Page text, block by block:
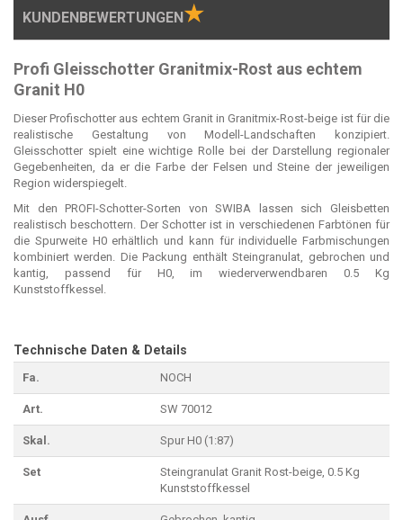
KUNDENBEWERTUNGEN★
Profi Gleisschotter Granitmix-Rost aus echtem
Granit H0
Dieser Profischotter aus echtem Granit in Granitmix-Rost-beige ist für die
realistische Gestaltung von Modell-Landschaften konzipiert.
Gleisschotter spielt eine wichtige Rolle bei der Darstellung regionaler
Gegebenheiten, da er die Farbe der Felsen und Steine der jeweiligen
Region widerspiegelt.
Mit den PROFI-Schotter-Sorten von SWIBA lassen sich Gleisbetten
realistisch beschottern. Der Schotter ist in verschiedenen Farbtönen für
die Spurweite H0 erhältlich und kann für individuelle Farbmischungen
kombiniert werden. Die Packung enthält Steingranulat, gebrochen und
kantig, passend für H0, im wiederverwendbaren 0.5 Kg
Kunststoffkessel.
Technische Daten & Details
Fa. NOCH
Art. SW 70012
Skal. Spur H0 (1:87)
Set
Steingranulat Granit Rost-beige, 0.5 Kg
Kunststoffkessel